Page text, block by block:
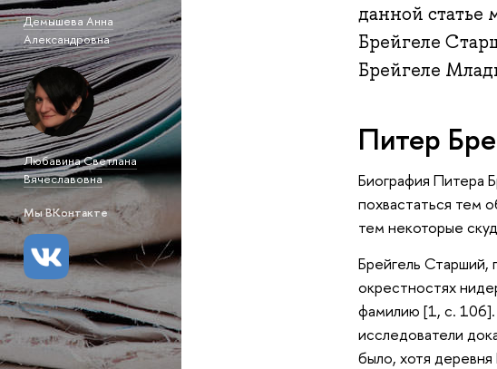
Демышева Анна
Александровна
Любавина Светлана
Вячеславовна
Мы ВКонтакте
данной
Брейгеле
Брейгеле
Питер
Биография Питера
похвастаться тем
тем некоторые
Брейгель Старший,
окрестностях
фамилию [1, с. 106].
исследователи
было, хотя